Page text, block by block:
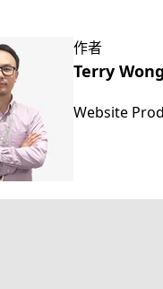
作者
Terry Wong
Website